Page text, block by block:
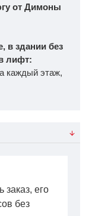
от Димоны
в здании без
лифт:
каждый этаж,
заказ, его
без